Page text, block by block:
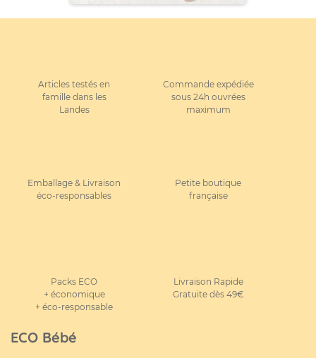
Articles testés en
famille dans les
Landes
Commande expédiée
sous 24h ouvrées
maximum
Emballage & Livraison
éco-responsables
Petite boutique
française
Packs ECO
+ économique
+ éco-responsable
Livraison Rapide
Gratuite dès 49€
ECO Bébé